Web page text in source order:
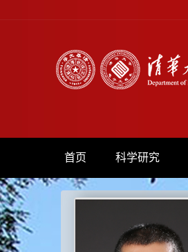
首页 科学研究